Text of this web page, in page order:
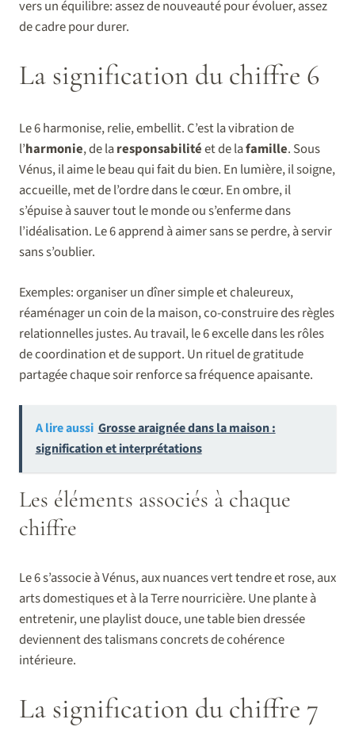
vers un équilibre: assez de nouveauté pour évoluer, assez
de cadre pour durer.
La signification du chiffre 6
Le 6 harmonise, relie, embellit. C’est la vibration de
l’harmonie, de laresponsabilitéet de lafamille. Sous
Vénus, il aime le beau qui fait du bien. En lumière, il soigne,
accueille, met de l’ordre dans le cœur. En ombre, il
s’épuise à sauver tout le monde ou s’enferme dans
l’idéalisation. Le 6 apprend à aimer sans se perdre, à servir
sans s’oublier.
Exemples: organiser un dîner simple et chaleureux,
réaménager un coin de la maison, co-construire des règles
relationnelles justes. Au travail, le 6 excelle dans les rôles
de coordination et de support. Un rituel de gratitude
partagée chaque soir renforce sa fréquence apaisante.
A lire aussi Grosse araignée dans la maison :
signification et interprétations
Les éléments associés à chaque
chiffre
Le 6 s’associe à Vénus, aux nuances vert tendre et rose, aux
arts domestiques et à la Terre nourricière. Une plante à
entretenir, une playlist douce, une table bien dressée
deviennent des talismans concrets de cohérence
intérieure.
La signification du chiffre 7